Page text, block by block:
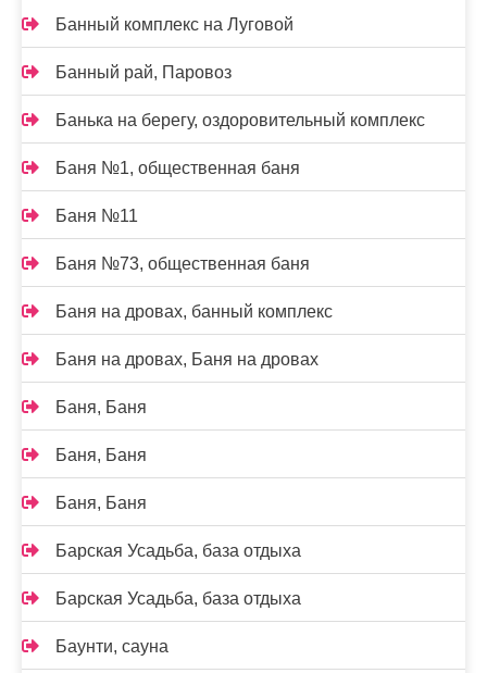
Банный комплекс на Луговой
Банный рай, Паровоз
Банька на берегу, оздоровительный комплекс
Баня №1, общественная баня
Баня №11
Баня №73, общественная баня
Баня на дровах, банный комплекс
Баня на дровах, Баня на дровах
Баня, Баня
Баня, Баня
Баня, Баня
Барская Усадьба, база отдыха
Барская Усадьба, база отдыха
Баунти, сауна